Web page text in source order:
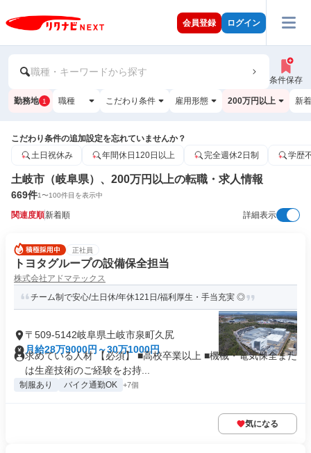
会員登録 ログイン
職種・キーワードから探す
条件保存
勤務地 1 職種 こだわり条件 雇用形態 200万円以上 新
こだわり条件の追加設定を忘れていませんか？
土日祝休み
年間休日120日以上 完全週休2日制 学歴
土岐市（岐阜県）、200万円以上の転職・求人情報
669件1〜100件目を表示中
関連度順新着順 詳細表示
正社員
トヨタグループの設備保全担当
株式会社アドマテックス
チーム制で安心/土日休/年休121日/福利厚生・手当充実 ◎
〒509-5142岐阜県土岐市泉町久尻
月給28万9000円～30万1000円
求めている人材 【必須】 ■高校卒業以上 ■機械・電気保全また
は生産技術のご経験をお持...
制服あり バイク通勤OK +7個
気になる